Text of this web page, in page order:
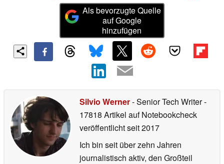
Als bevorzugte Quelle
auf Google
hinzufügen
Silvio Werner- Senior Tech Writer-
17818 Artikel auf Notebookcheck
veröffentlichtseit 2017
Ich bin seit über zehn Jahren
journalistisch aktiv, den Großteil